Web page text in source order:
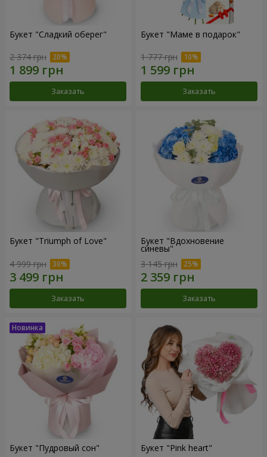
Букет "Сладкий оберег"
2 374 грн
Заказать
Букет "Маме в подарок"
1 777 грн
Заказать
Букет "Triumph of Love"
4 999 грн
Заказать
Букет "Вдохновение
синевы"
3 145 грн
Заказать
Букет "Пудровый сон" Букет "Pink heart"